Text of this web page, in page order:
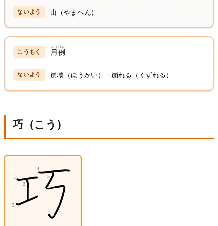
山（やまへん）
用例
ようれい
崩壊（ほうかい）・崩れる（くずれる）
巧（こう）